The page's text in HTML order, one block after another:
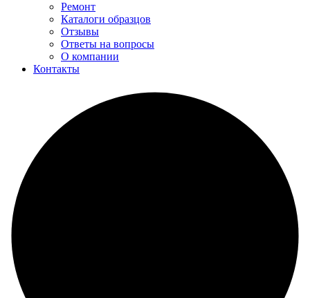
Ремонт
Каталоги образцов
Отзывы
Ответы на вопросы
О компании
Контакты